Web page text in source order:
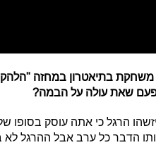
בתיאטרון במחזה
שאת עולה על הבמה?
הרגל כי אתה עוסק בסופו
הדבר כל ערב אבל ההרגל